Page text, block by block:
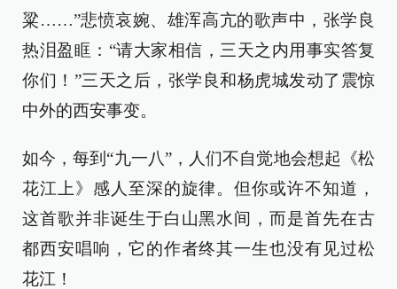
粱……”悲愤哀婉、雄浑高亢的歌声中，张学良
热泪盈眶：“请大家相信，三天之内用事实答复
你们！”三天之后，张学良和杨虎城发动了震惊
中外的西安事变。
如今，每到“九一八”，人们不自觉地会想起《松
花江上》感人至深的旋律。但你或许不知道，
这首歌并非诞生于白山黑水间，而是首先在古
都西安唱响，它的作者终其一生也没有见过松
花江！